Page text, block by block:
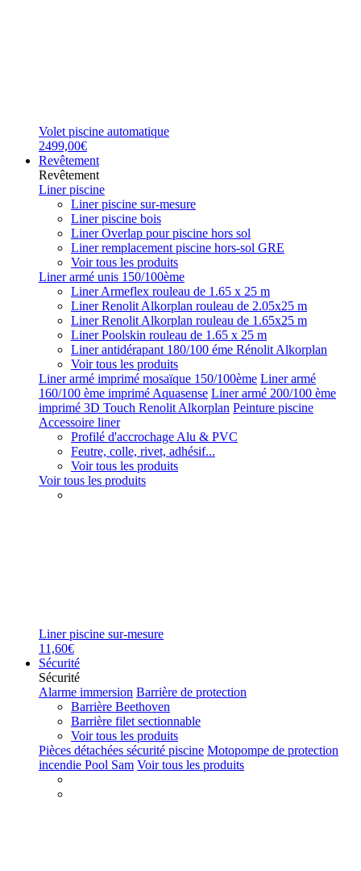
Volet piscine automatique
2499,00€
Revêtement
Revêtement
Liner piscine
Liner piscine sur-mesure
Liner piscine bois
Liner Overlap pour piscine hors sol
Liner remplacement piscine hors-sol GRE
Voir tous les produits
Liner armé unis 150/100ème
Liner Armeflex rouleau de 1.65 x 25 m
Liner Renolit Alkorplan rouleau de 2.05x25 m
Liner Renolit Alkorplan rouleau de 1.65x25 m
Liner Poolskin rouleau de 1.65 x 25 m
Liner antidérapant 180/100 éme Rénolit Alkorplan
Voir tous les produits
Liner armé imprimé mosaïque 150/100ème Liner armé
160/100 ème imprimé Aquasense Liner armé 200/100 ème
imprimé 3D Touch Renolit Alkorplan Peinture piscine
Accessoire liner
Profilé d'accrochage Alu & PVC
Feutre, colle, rivet, adhésif...
Voir tous les produits
Voir tous les produits
Liner piscine sur-mesure
11,60€
Sécurité
Sécurité
Alarme immersion Barrière de protection
Barrière Beethoven
Barrière filet sectionnable
Voir tous les produits
Pièces détachées sécurité piscine Motopompe de protection
incendie Pool Sam Voir tous les produits